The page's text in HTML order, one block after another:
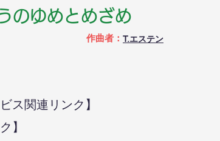
のゆめとめざめ
作曲者： T.エステン
ス関連リンク】
】